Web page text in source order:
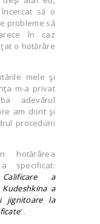
să o
probleme să
în caz
o hotărâre
mele şi
m-a privat
adevărul
am dorit şi
procedurii
hotărârea
specificat:
a
a
jignitoare la
”.